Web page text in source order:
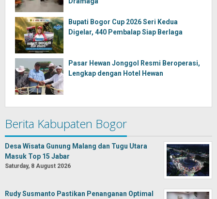
Bupati Bogor Cup 2026 Seri Kedua
Digelar, 440 Pembalap Siap Berlaga
Pasar Hewan Jonggol Resmi Beroperasi,
Lengkap dengan Hotel Hewan
Berita Kabupaten Bogor
Desa Wisata Gunung Malang dan Tugu Utara
Masuk Top 15 Jabar
Saturday, 8 August 2026
Rudy Susmanto Pastikan Penanganan Optimal